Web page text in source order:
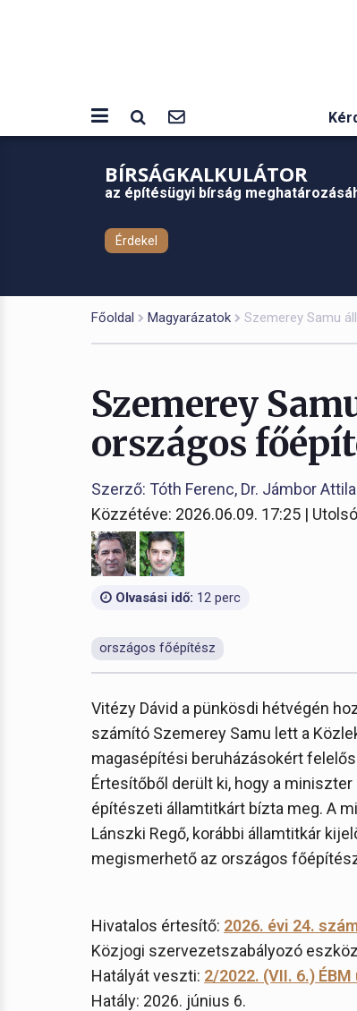
BÍRSÁGKALKULÁTOR
az építésügyi bírság
Érdekel
Főoldal Magyarázatok Szemerey Samu
Szemerey
országos
Szerző: Tóth Ferenc, Dr. Jámbor Attila
Közzétéve: 2026.06.09. 17:25 |
Olvasási idő: 12 perc
országos főépítész
Vitézy Dávid a pünkösdi hétvégén
számító Szemerey Samu lett a
magasépítési beruházásokért
Értesítőből derült ki, hogy a
építészeti államtitkárt bízta meg. A
Lánszki Regő, korábbi államtitkár
megismerhető az országos
Hivatalos értesítő: 2026. évi 24.
Közjogi szervezetszabályozó
Hatályát veszti: 2/2022. (VII. 6.)
Hatály: 2026. június 6.